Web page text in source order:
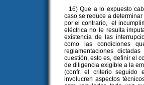
16) Que a lo expuesto
caso se reduce a
por el contrario, el
eléctrica no le resulta
existencia de las
como las condiciones
reglamentaciones
cuestión, esto es, definir el
de diligencia exigible a la
(confr. el criterio seguido
involucren aspectos